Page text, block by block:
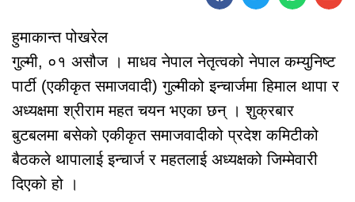
हुमाकान्त पोखरेल
गुल्मी, ०१ असौज । माधव नेपाल नेतृत्वको नेपाल कम्युनिष्ट
पार्टी (एकीकृत समाजवादी) गुल्मीको इन्चार्जमा हिमाल थापा र
अध्यक्षमा श्रीराम महत चयन भएका छन् । शुक्रबार
बुटबलमा बसेको एकीकृत समाजवादीको प्रदेश कमिटीको
बैठकले थापालाई इन्चार्ज र महतलाई अध्यक्षको जिम्मेवारी
दिएको हो ।